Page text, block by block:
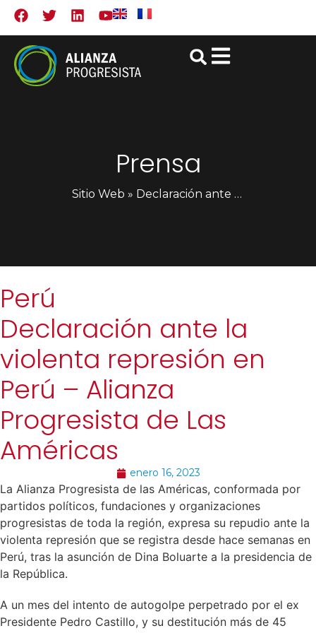
Prensa
Sitio Web » Declaración ante la violenta represión en Perú – Alianza Progresista de Las Américas
Perú
Declaración ante la
violenta represión en
Perú – Alianza
Progresista de Las
Américas
enero 16, 2023
La Alianza Progresista de las Américas, conformada por
partidos políticos, fundaciones y organizaciones
progresistas de toda la región, expresa su repudio ante la
violenta represión que se registra desde hace semanas en
Perú, tras la asunción de Dina Boluarte a la presidencia de
la República.
A un mes del intento de autogolpe perpetrado por el ex
Presidente Pedro Castillo, y su destitución más de 45